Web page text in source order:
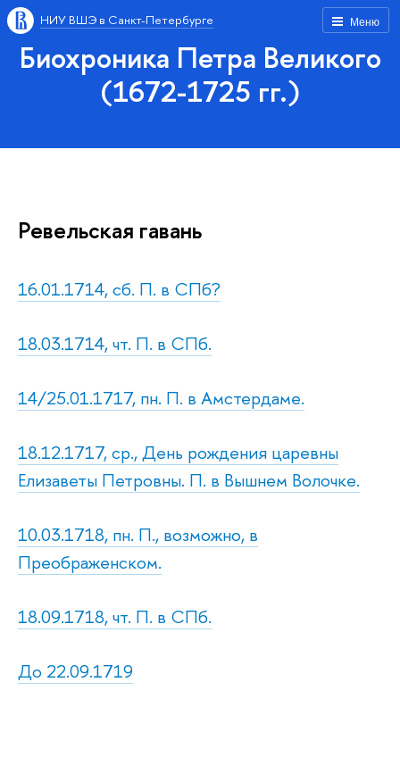
Меню
НИУ ВШЭ в Санкт-Петербурге
Биохроника Петра Великого
(1672-1725 гг.)
Ревельская гавань
16.01.1714, сб. П. в СПб?
18.03.1714, чт. П. в СПб.
14/25.01.1717, пн. П. в Амстердаме.
18.12.1717, ср., День рождения царевны
Елизаветы Петровны. П. в Вышнем Волочке.
10.03.1718, пн. П., возможно, в
Преображенском.
18.09.1718, чт. П. в СПб.
До 22.09.1719